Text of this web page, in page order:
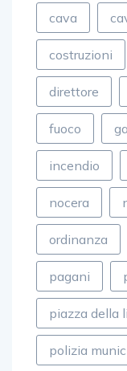
cava
costruzioni
direttore
fuoco
incendio
nocera
ordinanza
pagani
piazza della
polizia